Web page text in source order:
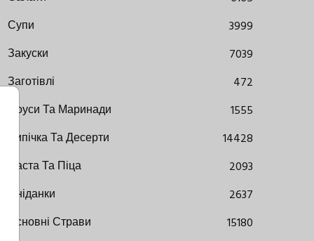
Супи
3999
Закуски
7039
Заготівлі
472
Соуси Та Маринади
1555
Випічка Та Десерти
14428
Паста Та Піца
2093
Сніданки
2637
Основні Страви
15180